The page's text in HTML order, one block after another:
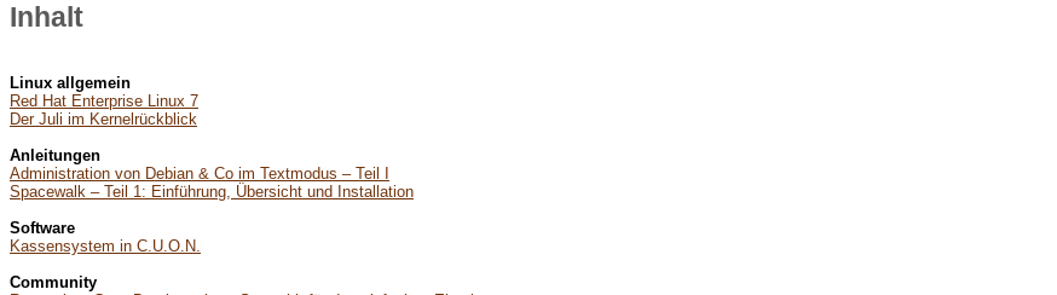
Inhalt
Linux allgemein
Red Hat Enterprise Linux 7
Der Juli im Kernelrückblick
Anleitungen
Administration von Debian & Co im Textmodus – Teil I
Spacewalk – Teil 1: Einführung, Übersicht und Installation
Software
Kassensystem in C.U.O.N.
Community